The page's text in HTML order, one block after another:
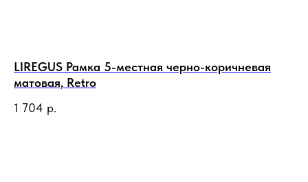
LIREGUS Рамка 5-местная черно-коричневая
матовая, Retro
1 704 р.